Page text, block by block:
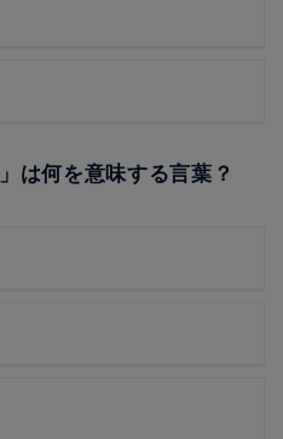
は何を意味する言葉？